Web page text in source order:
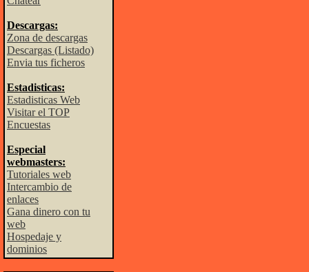
Descargas:
Zona de descargas
Descargas (Listado)
Envia tus ficheros
Estadisticas:
Estadisticas Web
Visitar el TOP
Encuestas
Especial
webmasters:
Tutoriales web
Intercambio de
enlaces
Gana dinero con tu
web
Hospedaje y
dominios